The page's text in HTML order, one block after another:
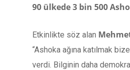
90 ülkede 3 bin 500
Etkinlikte söz alan
“Ashoka ağına katılmak
verdi. Bilginin daha